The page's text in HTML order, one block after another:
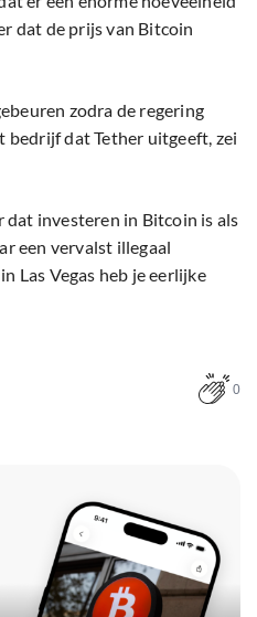
dat de prijs van Bitcoin
zodra de regering
bedrijf dat Tether uitgeeft, zei
investeren in Bitcoin is als
een vervalst illegaal
Las Vegas heb je eerlijke
0